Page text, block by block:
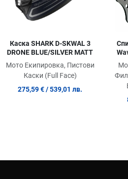
Каска SHARK D-SKWAL 3
DRONE BLUE/SILVER MATT
Мото Екипировка, Пистови
Каски (Full Face)
275,59 € / 539,01 лв.